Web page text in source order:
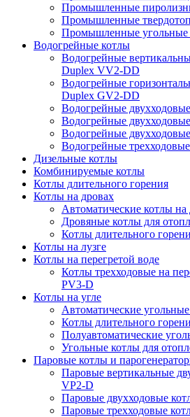
Промышленные
Промышленные
Промышленные угольные
Водогрейные котлы
Водогрейные
Duplex VV2-DD
Водогрейные
Duplex GV2-DD
Водогрейные
Водогрейные
Водогрейные
Водогрейные
Дизельные котлы
Комбинируемые котлы
Котлы длительного горения
Котлы на дровах
Автоматические котлы на
Дровяные котлы для
Котлы длительного
Котлы на лузге
Котлы на перегретой воде
Котлы трехходовые на
PV3-D
Котлы на угле
Автоматические
Котлы длительного
Полуавтоматические
Угольные котлы для
Паровые котлы и
Паровые вертикальные
VP2-D
Паровые двухходовые
Паровые трехходовые